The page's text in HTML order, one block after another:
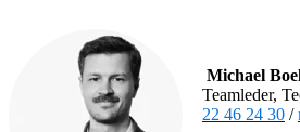
Michael
Teamleder,
22 46 24 30 /